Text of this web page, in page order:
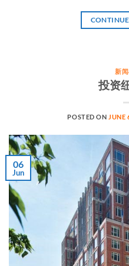
新
投资
POSTED ON JUNE
06
Jun